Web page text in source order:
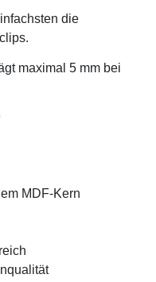
die
maximal 5 mm bei
MDF-Kern